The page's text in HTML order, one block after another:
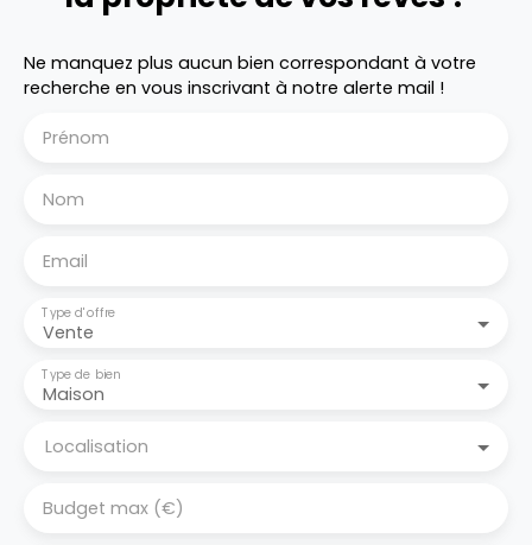
Ne manquez plus aucun bien correspondant à votre
recherche en vous inscrivant à notre alerte mail !
Prénom
Nom
Email
Vente
Type d'offre
Maison
Type de bien
Localisation
Budget max (€)